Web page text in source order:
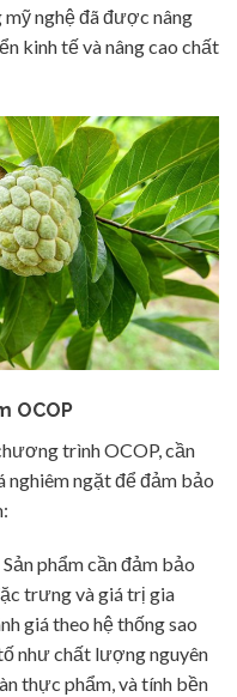
mỹ nghệ đã được nâng
kinh tế và nâng cao chất
OCOP
trình OCOP, cần
nghiêm ngặt để đảm bảo
Sản phẩm cần đảm bảo
trưng và giá trị gia
giá theo hệ thống sao
như chất lượng nguyên
thực phẩm, và tính bền